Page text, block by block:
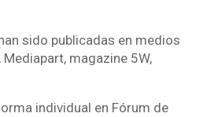
sido publicadas en medios
magazine 5W,
individual en Fórum de